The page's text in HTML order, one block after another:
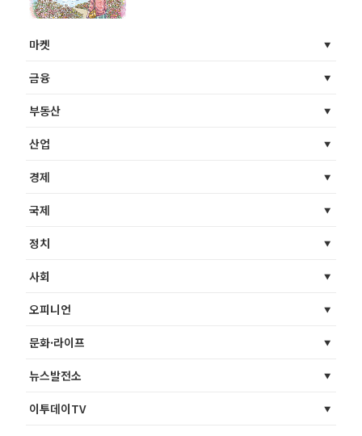
마켓
금융
부동산
산업
경제
국제
정치
사회
오피니언
문화·라이프
뉴스발전소
이투데이TV